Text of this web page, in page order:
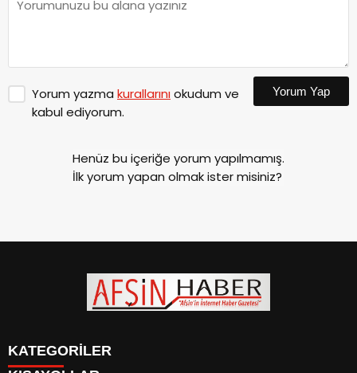
Yorum yazma kurallarınıokudum ve
kabul ediyorum.
Yorum Yap
Henüz bu içeriğe yorum yapılmamış.
İlk yorum yapan olmak ister misiniz?
KATEGORİLER